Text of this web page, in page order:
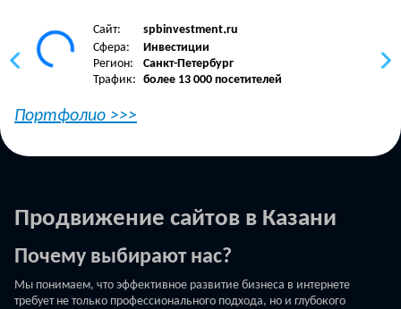
Сайт: spbinvestment •ru
Сфера:
Инвестиции
Регион:
Санкт-Петербург
Трафик: более 13 000 посетителей
Портфолио >>>
Продвижение сайтов в Казани
Почему выбирают нас?
Мы понимаем, что эффективное развитие бизнеса в интернете
требует не только профессионального подхода, но и глубокого